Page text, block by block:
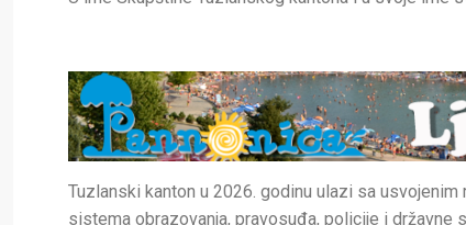
Tuzlanski kanton u 2026. godinu ulazi sa
sistema obrazovanja, pravosuđa, policije i državne